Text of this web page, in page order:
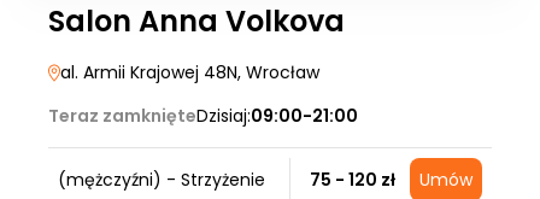
Salon Anna Volkova
al. Armii Krajowej 48N, Wrocław
Teraz zamknięteDzisiaj:09:00-21:00
(mężczyźni) - Strzyżenie 75 - 120 zł Umów